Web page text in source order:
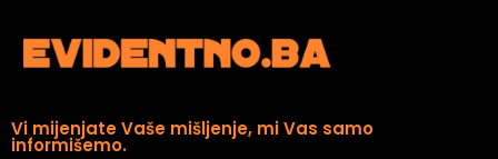
Vi mijenjate Vaše mišljenje, mi Vas samo
informišemo.